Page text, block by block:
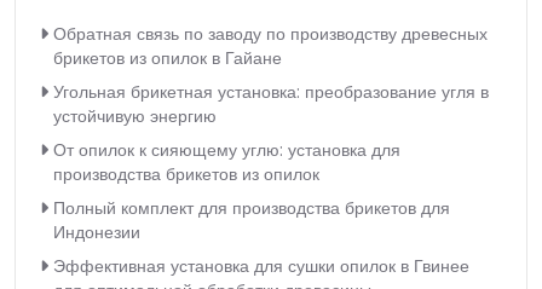
Обратная связь по заводу по производству древесных
брикетов из опилок в Гайане
Угольная брикетная установка: преобразование угля в
устойчивую энергию
От опилок к сияющему углю: установка для
производства брикетов из опилок
Полный комплект для производства брикетов для
Индонезии
Эффективная установка для сушки опилок в Гвинее